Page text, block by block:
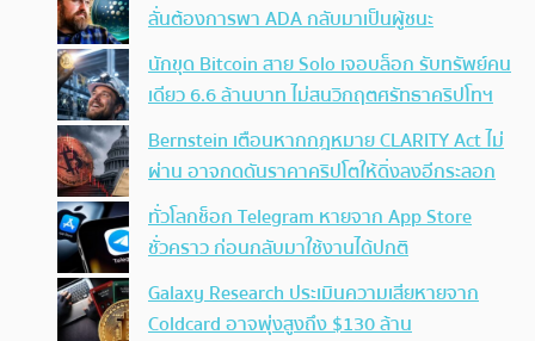
ลั่นต้องการพา ADA กลับมาเป็นผู้ชนะ
นักขุด Bitcoin สาย Solo เจอบล็อก รับทรัพย์คน
เดียว 6.6 ล้านบาท ไม่สนวิกฤตศรัทธาคริปโทฯ
Bernstein เตือนหากกฎหมาย CLARITY Act ไม่
ผ่าน อาจกดดันราคาคริปโตให้ดิ่งลงอีกระลอก
ทั่วโลกช็อก Telegram หายจาก App Store
ชั่วคราว ก่อนกลับมาใช้งานได้ปกติ
Galaxy Research ประเมินความเสียหายจาก
Coldcard อาจพุ่งสูงถึง $130 ล้าน